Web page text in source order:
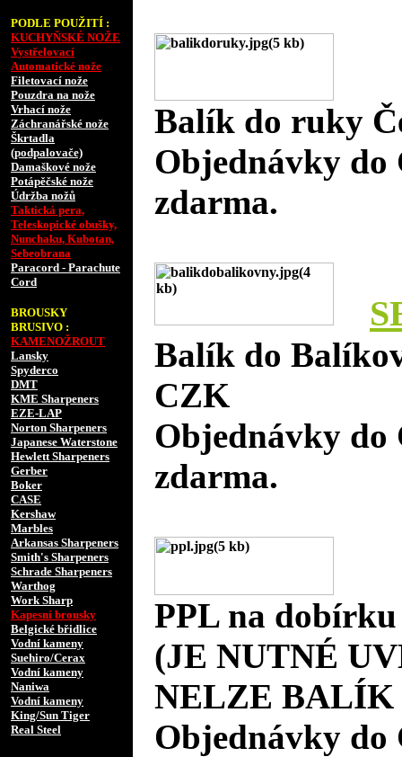
PODLE POUŽITÍ :
KUCHYŇSKÉ NOŽE
Vystřelovací
Automatické nože
Filetovací nože
Pouzdra na nože
Vrhací nože
Záchranářské nože
Škrtadla
(podpalovače)
Damaškové nože
Potápěčské nože
Údržba nožů
Taktická pera,
Teleskopické obušky,
Nunchaku, Kubotan,
Sebeobrana
Paracord - Parachute
Cord
BROUSKY
BRUSIVO :
KAMENOŽROUT
Lansky
Spyderco
DMT
KME Sharpeners
EZE-LAP
Norton Sharpeners
Japanese Waterstone
Hewlett Sharpeners
Gerber
Boker
CASE
Kershaw
Marbles
Arkansas Sharpeners
Smith's Sharpeners
Schrade Sharpeners
Warthog
Work Sharp
Kapesní brousky
Belgické břidlice
Vodní kameny
Suehiro/Cerax
Vodní kameny
Naniwa
Vodní kameny
King/Sun Tiger
Real Steel
Balík do ruky
Objednávky do
zdarma.
Balík do
CZK
Objednávky do
zdarma.
PPL na
(JE NUTNÉ
NELZE BALÍK
Objednávky do